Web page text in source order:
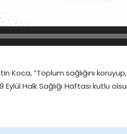
Koca, “Toplum sağlığını
Halk Sağlığı Haftası kutlu